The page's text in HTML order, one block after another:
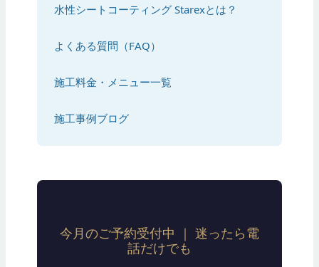
水性シートコーティング Starexとは？
よくある質問（FAQ）
施工料金・メニュー一覧
施工事例ブログ
今月のご予約受付中 ｜ 迷ったら電
話だけでも